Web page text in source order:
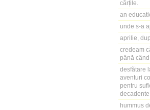
cărțile.
an
unde s-a
aprilie,
credeam
până când
desfătare
aventuri
pentru
decadente
hummus